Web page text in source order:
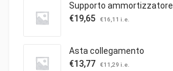
Supporto ammortizzatore
€19,65 €16,11 i.e.
Asta collegamento
€13,77 €11,29 i.e.